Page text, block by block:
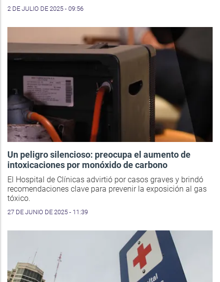
2 DE JULIO DE 2025 - 09:56
Un peligro silencioso: preocupa el aumento de
intoxicaciones por monóxido de carbono
El Hospital de Clínicas advirtió por casos graves y brindó
recomendaciones clave para prevenir la exposición al gas
tóxico.
27 DE JUNIO DE 2025 - 11:39